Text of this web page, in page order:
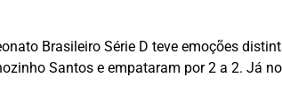
Brasileiro Série D teve emoções
Santos e empataram por 2 a 2. Já